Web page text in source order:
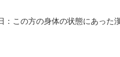
：この方の身体の状態にあった